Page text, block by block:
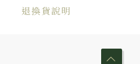
退換貨說明